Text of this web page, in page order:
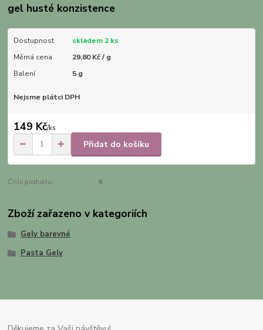
gel husté konzistence
Dostupnost
skladem 2 ks
Měrná cena
29,80 Kč / g
Balení
5 g
Nejsme plátci DPH
149 Kč/ks
Přidat do košíku
Číslo produktu: 6
Zboží zařazeno v kategoriích
Gely barevné
Pasta Gely